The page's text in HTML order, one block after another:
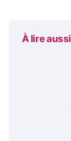
À lire aussi